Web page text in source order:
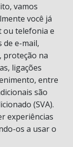
vamos
você já
ou telefonia e
de e-mail,
proteção na
ligações
entre
são
(SVA).
experiências
os a usar o